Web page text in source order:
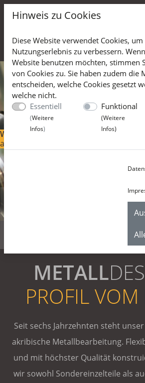
WIR DREHEN NICHT DURCH
auch nicht bei komplexen Bauteilen!
Previous
METALL
PROFIL VOM
Seit sechs Jahrzehnten steht
akribische Metallbearbeitung.
und mit höchster Qualität
wir sowohl Sondereinzelteile als
Hinweis zu Cookies
Diese Website verwendet Cookies,
Nutzungserlebnis zu verbessern.
Website benutzen möchten, stimmen
von Cookies zu. Sie haben zudem die
entscheiden, welche Cookies gesetzt
welche nicht.
Essentiell
(Weitere
Infos)
Funktional
(Weitere
Infos)